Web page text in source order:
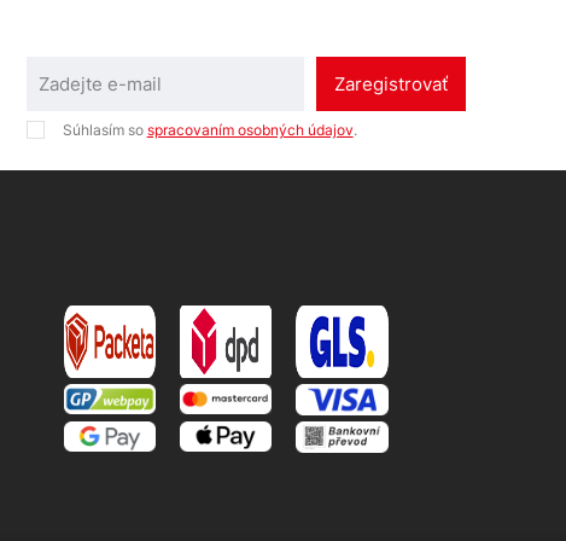
Zaregistrovať
Súhlasím so spracovaním osobných údajov.